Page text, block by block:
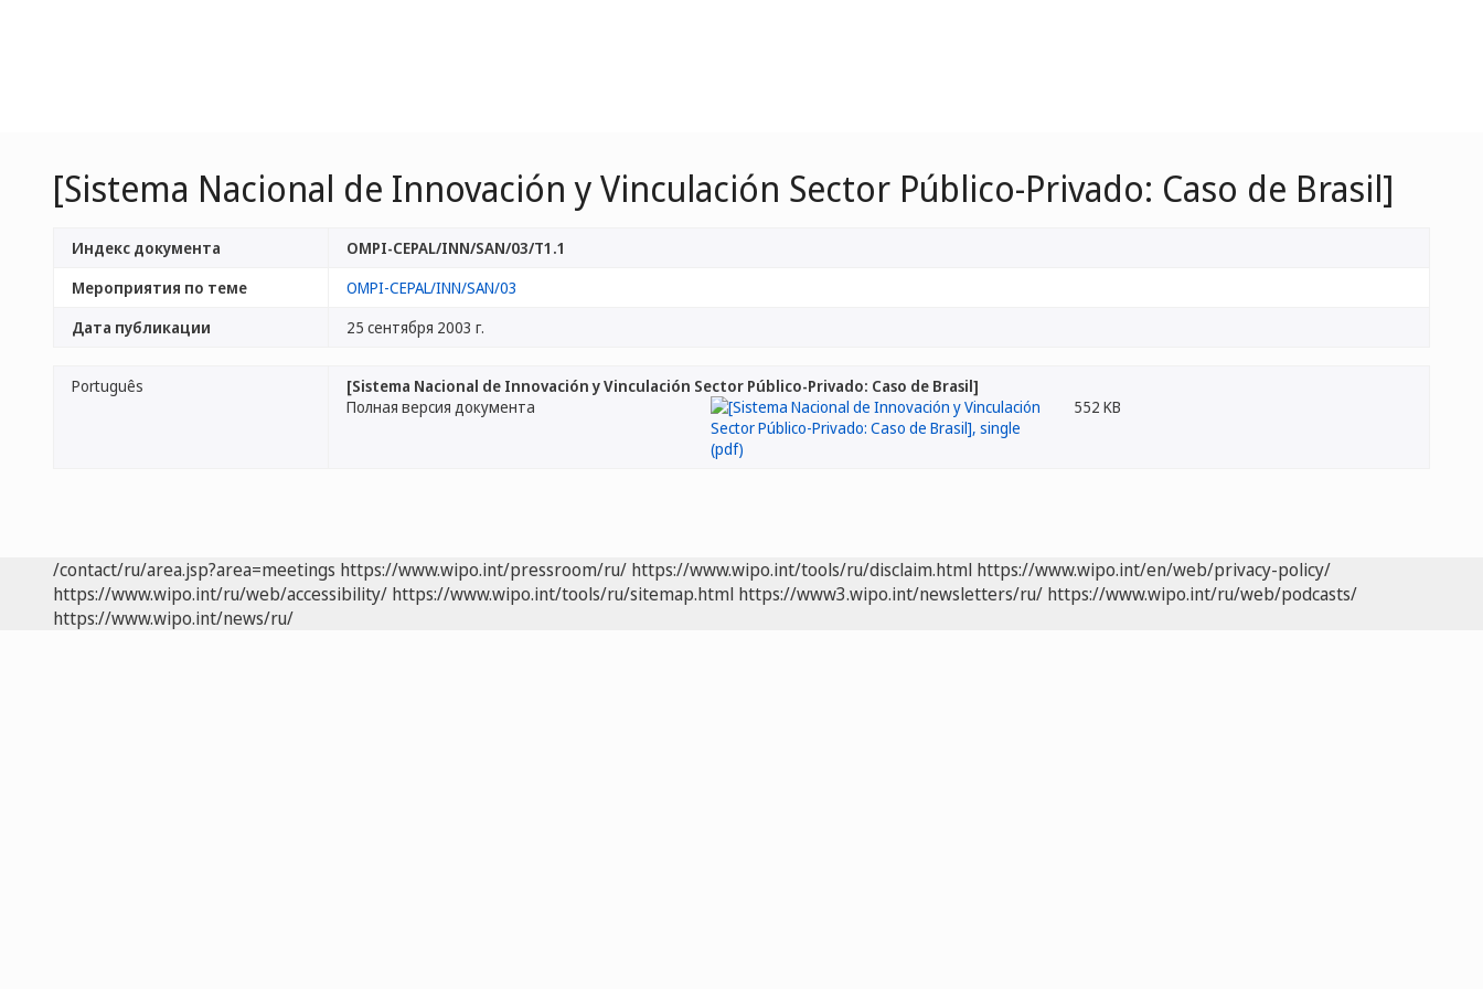
[Sistema Nacional de Innovación y Vinculación Sector Público-Privado: Caso de Brasil]
Индекс документа
OMPI-CEPAL/INN/SAN/03/T1.1
Мероприятия по теме
OMPI-CEPAL/INN/SAN/03
Дата публикации
25 сентября 2003 г.
Português
[Sistema Nacional de Innovación y Vinculación Sector Público-Privado: Caso de Brasil]
Полная версия документа
552 KB
/contact/ru/area.jsp?area=meetings https://www.wipo.int/pressroom/ru/ https://www.wipo.int/tools/ru/disclaim.html https://www.wipo.int/en/web/privacy-policy/
https://www.wipo.int/ru/web/accessibility/ https://www.wipo.int/tools/ru/sitemap.html https://www3.wipo.int/newsletters/ru/ https://www.wipo.int/ru/web/podcasts/
https://www.wipo.int/news/ru/